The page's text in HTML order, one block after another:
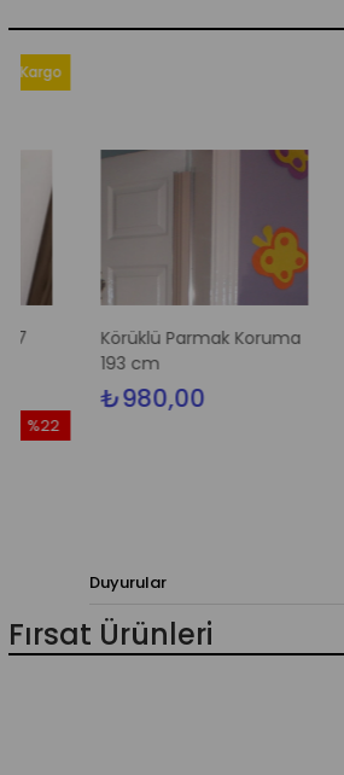
Körüklü Parmak Koruma
193 cm
₺980,00
Duyurular
Fırsat Ürünleri